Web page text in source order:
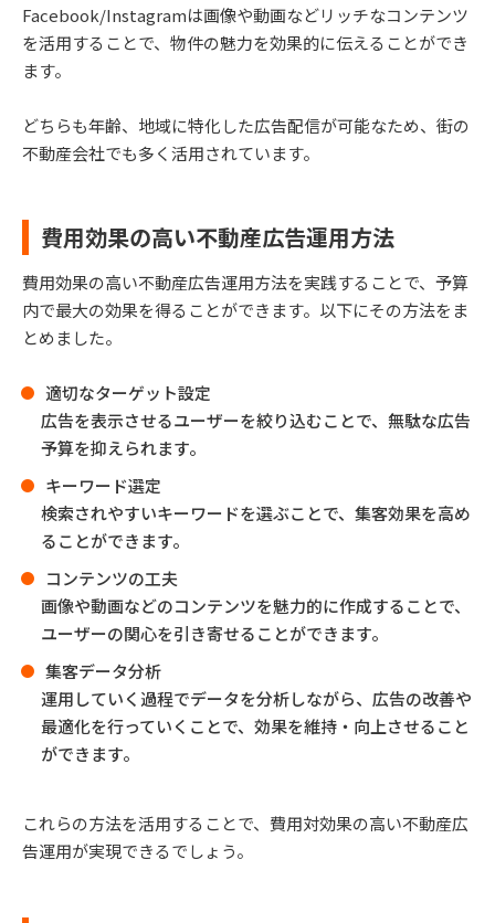
Facebook/Instagramは画像や動画などリッチなコンテンツ
を活用することで、物件の魅力を効果的に伝えることができ
ます。
どちらも年齢、地域に特化した広告配信が可能なため、街の
不動産会社でも多く活用されています。
費用効果の高い不動産広告運用方法
費用効果の高い不動産広告運用方法を実践することで、予算
内で最大の効果を得ることができます。以下にその方法をま
とめました。
適切なターゲット設定
広告を表示させるユーザーを絞り込むことで、無駄な広告
予算を抑えられます。
キーワード選定
検索されやすいキーワードを選ぶことで、集客効果を高め
ることができます。
コンテンツの工夫
画像や動画などのコンテンツを魅力的に作成することで、
ユーザーの関心を引き寄せることができます。
集客データ分析
運用していく過程でデータを分析しながら、広告の改善や
最適化を行っていくことで、効果を維持・向上させること
ができます。
これらの方法を活用することで、費用対効果の高い不動産広
告運用が実現できるでしょう。